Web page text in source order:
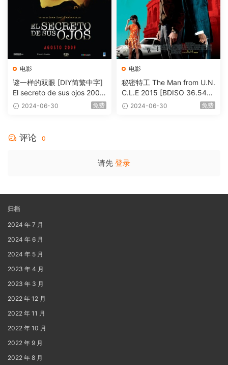
电影
谜一样的双眼 [DIY简繁中字]
El secreto de sus ojos 2009
1080p Blu-ray AVC DTS-HD
2024-06-30 免费
电影
秘密特工 The Man from U.N.
C.L.E 2015 [BDISO 36.54G
B] 2024-06-30 免费
评论 0
请先 登录
归档
2024 年 7 月
2024 年 6 月
2024 年 5 月
2023 年 4 月
2023 年 3 月
2022 年 12 月
2022 年 11 月
2022 年 10 月
2022 年 9 月
2022 年 8 月